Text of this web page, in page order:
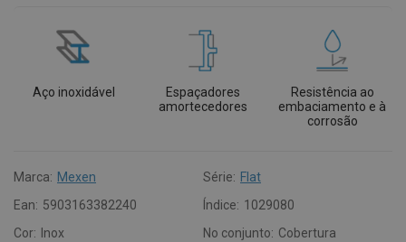
Aço inoxidável
Espaçadores
amortecedores
Resistência ao
embaciamento e à
corrosão
Marca: Mexen Série: Flat
Ean: 5903163382240 Índice: 1029080
Cor:
Inox No conjunto: Cobertura